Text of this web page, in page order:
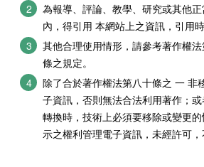
為報導、評論、教學、研究或其他
內，得引用 本網站上之資訊，引用
其他合理使用情形，請參考著作權
條之規定。
除了合於著作權法第八十條之 一 非
子資訊，否則無法合法利用著作；
轉換時，技術上必須要移除或變更
示之權利管理電子資訊，未經許可，